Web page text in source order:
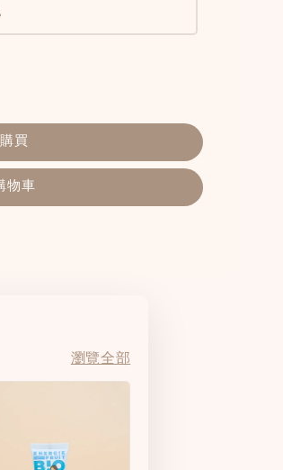
買
物車
瀏覽全部